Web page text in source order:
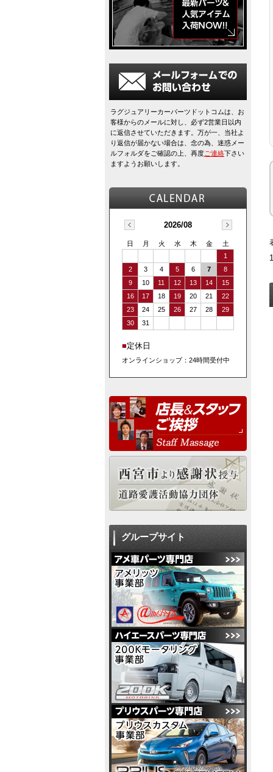
ラグジュアリーカーパーツドットコムは、お
客様からのメールに対し、必ず2営業日以内
に返信させていただきます。万が一、当社よ
り返信が届かない場合は、念の為、迷惑メー
ルフォルダをご確認の上、再度ご連絡下さい
ますようお願いします。
2026/08
日 月 火 水 木 金
土
1
2
3 4 5 6 7
8
9
10 11 12 13 14
15
16
17 18 19 20 21
22
23
24 25 26 27 28
29
30
31
■定休日
オンラインショップ：24時間受付中
グループサイト